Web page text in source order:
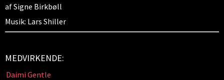
af Signe Birkbøll
Musik: Lars Shiller
MEDVIRKENDE:
Daimi Gentle